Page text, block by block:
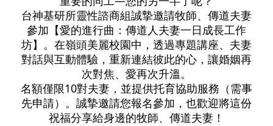
台神基研所靈性諮商組誠摯邀請牧師、傳道夫妻
參加【愛的進行曲：傳道人夫妻一日成長工作
坊】。在嶺頭美麗校園中，透過專題講座、夫妻
對話與互動體驗，重新連結彼此的心，讓婚姻再
次對焦、愛再次升溫。
名額僅限10對夫妻，並提供托育協助服務（需事
先申請）。誠摯邀請您報名參加，也歡迎將這份
祝福分享給身邊的牧師、傳道夫妻！